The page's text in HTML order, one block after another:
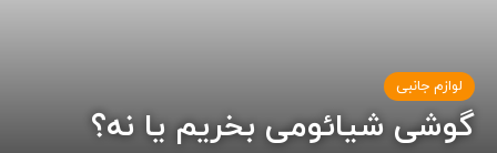
لوازم جانبی
گوشی شیائومی بخریم یا نه؟